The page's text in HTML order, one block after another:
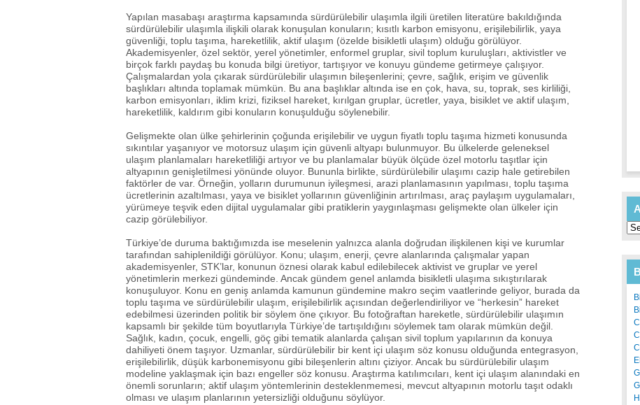
Yapılan masabaşı araştırma kapsamında sürdürülebilir ulaşımla ilgili üretilen literatüre bakıldığında
sürdürülebilir ulaşımla ilişkili olarak konuşulan konuların; kısıtlı karbon emisyonu, erişilebilirlik, yaya
güvenliği, toplu taşıma, hareketlilik, aktif ulaşım (özelde bisikletli ulaşım) olduğu görülüyor.
Akademisyenler, özel sektör, yerel yönetimler, enformel gruplar, sivil toplum kuruluşları, aktivistler ve
birçok farklı paydaş bu konuda bilgi üretiyor, tartışıyor ve konuyu gündeme getirmeye çalışıyor.
Çalışmalardan yola çıkarak sürdürülebilir ulaşımın bileşenlerini; çevre, sağlık, erişim ve güvenlik
başlıkları altında toplamak mümkün. Bu ana başlıklar altında ise en çok, hava, su, toprak, ses kirliliği,
karbon emisyonları, iklim krizi, fiziksel hareket, kırılgan gruplar, ücretler, yaya, bisiklet ve aktif ulaşım,
hareketlilik, kaldırım gibi konuların konuşulduğu söylenebilir.
Gelişmekte olan ülke şehirlerinin çoğunda erişilebilir ve uygun fiyatlı toplu taşıma hizmeti konusunda
sıkıntılar yaşanıyor ve motorsuz ulaşım için güvenli altyapı bulunmuyor. Bu ülkelerde geleneksel
ulaşım planlamaları hareketliliği artıyor ve bu planlamalar büyük ölçüde özel motorlu taşıtlar için
altyapının genişletilmesi yönünde oluyor. Bununla birlikte, sürdürülebilir ulaşımı cazip hale getirebilen
faktörler de var. Örneğin, yolların durumunun iyileşmesi, arazi planlamasının yapılması, toplu taşıma
ücretlerinin azaltılması, yaya ve bisiklet yollarının güvenliğinin artırılması, araç paylaşım uygulamaları,
yürümeye teşvik eden dijital uygulamalar gibi pratiklerin yaygınlaşması gelişmekte olan ülkeler için
cazip görülebiliyor.
Türkiye’de duruma baktığımızda ise meselenin yalnızca alanla doğrudan ilişkilenen kişi ve kurumlar
tarafından sahiplenildiği görülüyor. Konu; ulaşım, enerji, çevre alanlarında çalışmalar yapan
akademisyenler, STK’lar, konunun öznesi olarak kabul edilebilecek aktivist ve gruplar ve yerel
yönetimlerin merkezi gündeminde. Ancak gündem genel anlamda bisikletli ulaşıma sıkıştırılarak
konuşuluyor. Konu en geniş anlamda kamunun gündemine makro seçim vaatlerinde geliyor, burada da
toplu taşıma ve sürdürülebilir ulaşım, erişilebilirlik açısından değerlendiriliyor ve “herkesin” hareket
edebilmesi üzerinden politik bir söylem öne çıkıyor. Bu fotoğraftan hareketle, sürdürülebilir ulaşımın
kapsamlı bir şekilde tüm boyutlarıyla Türkiye’de tartışıldığını söylemek tam olarak mümkün değil.
Sağlık, kadın, çocuk, engelli, göç gibi tematik alanlarda çalışan sivil toplum yapılarının da konuya
dahiliyeti önem taşıyor. Uzmanlar, sürdürülebilir bir kent içi ulaşım söz konusu olduğunda entegrasyon,
erişilebilirlik, düşük karbonemisyonu gibi bileşenlerin altını çiziyor. Ancak bu sürdürülebilir ulaşım
modeline yaklaşmak için bazı engeller söz konusu. Araştırma katılımcıları, kent içi ulaşım alanındaki en
önemli sorunların; aktif ulaşım yöntemlerinin desteklenmemesi, mevcut altyapının motorlu taşıt odaklı
olması ve ulaşım planlarının yetersizliği olduğunu söylüyor.